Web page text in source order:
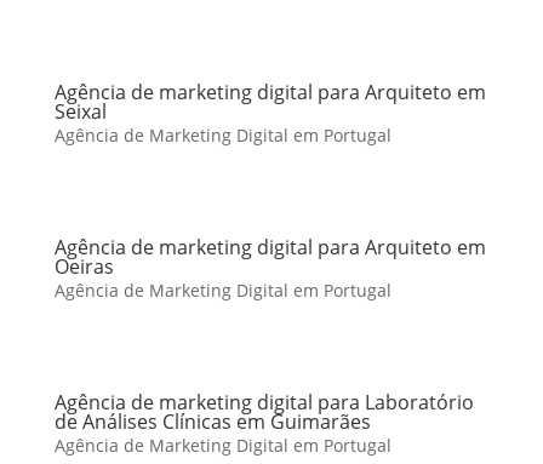
Agência de marketing digital para Arquiteto em
Seixal
Agência de Marketing Digital em Portugal
Agência de marketing digital para Arquiteto em
Oeiras
Agência de Marketing Digital em Portugal
Agência de marketing digital para Laboratório
de Análises Clínicas em Guimarães
Agência de Marketing Digital em Portugal